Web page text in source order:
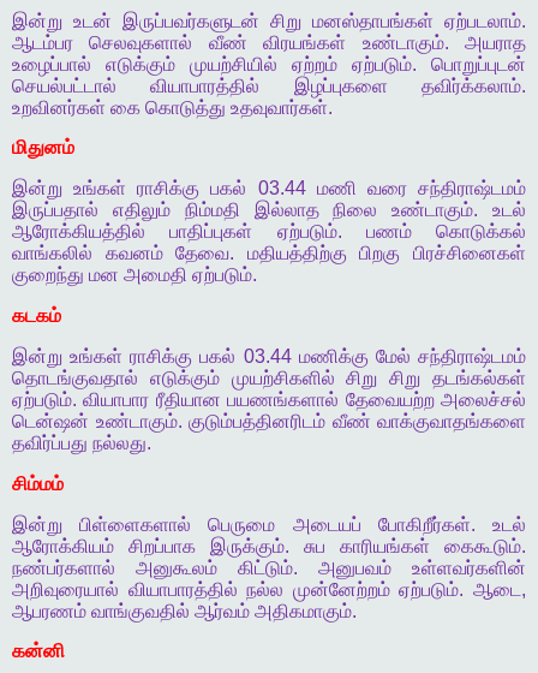
இன்று உடன் இருப்பவர்களுடன் சிறு மனஸ்தாபங்கள் ஏற்படலாம்.
ஆடம்பர
செலவுகளால் வீண் விரயங்கள் உண்டாகும்.அயராத
உழைப்பால்
எடுக்கும் முயற்சியில் ஏற்றம் ஏற்படும். பொறுப்புடன்
செயல்பட்டால்
வியாபாரத்தில் இழப்புகளை தவிர்க்கலாம்.
உறவினர்கள் கை கொடுத்து உதவுவார்கள்.
மிதுனம்
இன்று உங்கள் ராசிக்கு பகல் 03.44 மணி வரை சந்திராஷ்டமம்
இருப்பதால்
எதிலும் நிம்மதி இல்லாத நிலை உண்டாகும்.உடல்
ஆரோக்கியத்தில்
பாதிப்புகள் ஏற்படும். பணம்
கொடுக்கல்
வாங்கலில்
கவனம் தேவை. மதியத்திற்கு பிறகு
பிரச்சினைகள்
குறைந்து மன அமைதி ஏற்படும்.
கடகம்
இன்று உங்கள் ராசிக்கு பகல் 03.44 மணிக்கு மேல் சந்திராஷ்டமம்
தொடங்குவதால்
எடுக்கும் முயற்சிகளில் சிறு சிறு
தடங்கல்கள்
ஏற்படும்.வியாபார ரீதியான பயணங்களால் தேவையற்ற அலைச்சல்
டென்ஷன் உண்டாகும். குடும்பத்தினரிடம் வீண் வாக்குவாதங்களை
தவிர்ப்பது நல்லது.
சிம்மம்
இன்று
பிள்ளைகளால் பெருமை அடையப் போகிறீர்கள்.உடல்
ஆரோக்கியம்
சிறப்பாக இருக்கும். சுப காரியங்கள் கைகூடும்.
நண்பர்களால்
அனுகூலம் கிட்டும். அனுபவம்
உள்ளவர்களின்
அறிவுரையால் வியாபாரத்தில் நல்ல முன்னேற்றம் ஏற்படும்.ஆடை ,
ஆபரணம் வாங்குவதில் ஆர்வம் அதிகமாகும்.
கன்னி